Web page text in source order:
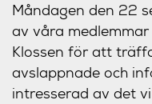
Måndagen den 22
av våra
Klossen för att
avslappnade och
intresserad av det